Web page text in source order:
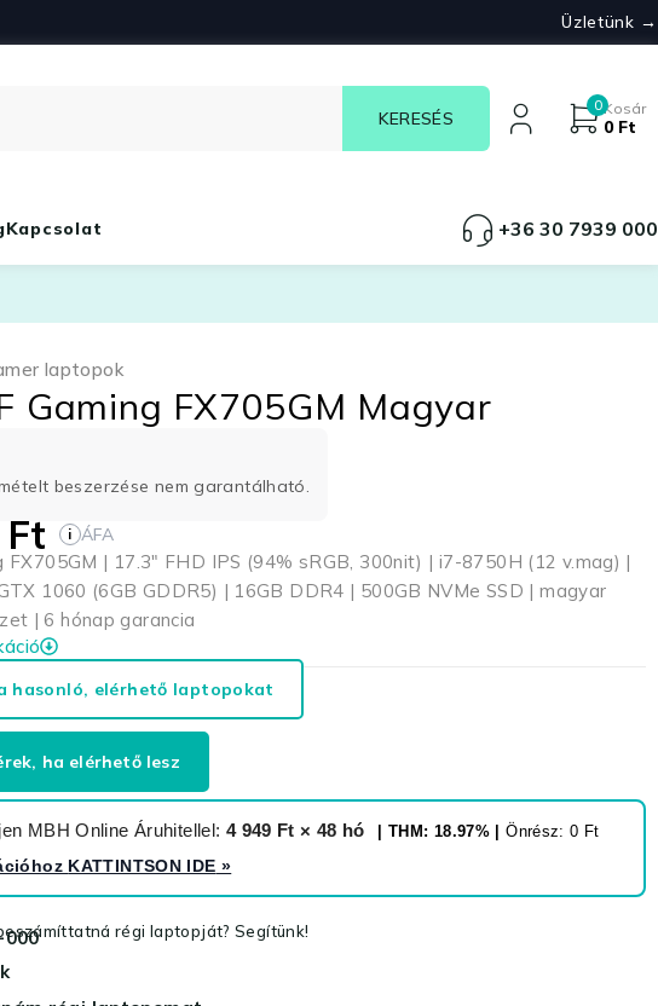
Üzletünk →
0Kosár
0 Ft
Kapcsolat +36 30 7939 000
laptopok
Gaming FX705GM Magyar
beszerzése nem garantálható.
Ft i ÁFA
FX705GM | 17.3″ FHD IPS (94% sRGB, 300nit) | i7-8750H (12 v.mag) |
1060 (6GB GDDR5) | 16GB DDR4 | 500GB NVMe SSD | magyar
| 6 hónap garancia
hasonló, elérhető laptopokat
ha elérhető lesz
MBH Online Áruhitellel: 4 949 Ft × 48 hó | THM: 18.97% |Önrész: 0 Ft
KATTINTSON IDE »
régi laptopját? Segítünk!